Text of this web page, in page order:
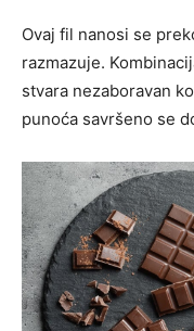
Ovaj fil nanosi se
razmazuje.
stvara nezaboravan
punoća savršeno se